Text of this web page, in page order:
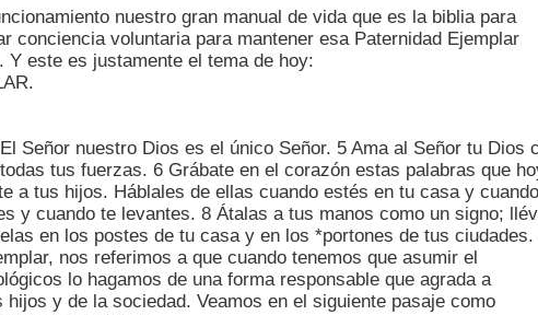
nuestro gran manual de vida que es la biblia para
conciencia voluntaria para mantener esa Paternidad Ejemplar
Y este es justamente el tema de hoy:
Señor nuestro Dios es el único Señor. 5 Ama al Señor tu Dios
tus fuerzas. 6 Grábate en el corazón estas palabras que
a tus hijos. Háblales de ellas cuando estés en tu casa y
y cuando te levantes. 8 Átalas a tus manos como un signo;
en los postes de tu casa y en los *portones de tus ciudades.
nos referimos a que cuando tenemos que asumir el
lo hagamos de una forma responsable que agrada a
hijos y de la sociedad. Veamos en el siguiente pasaje como